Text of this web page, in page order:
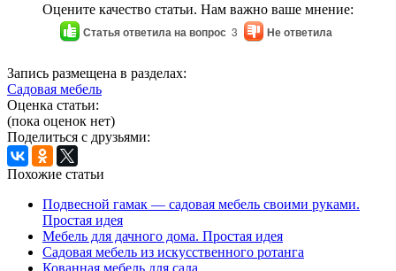
Оцените качество статьи. Нам важно ваше мнение:
Статья ответила на вопрос 3 Не ответила
Запись размещена в разделах:
Садовая мебель
Оценка статьи:
(пока оценок нет)
Поделиться с друзьями:
Похожие статьи
Подвесной гамак — садовая мебель своими руками.
Простая идея
Мебель для дачного дома. Простая идея
Садовая мебель из искусственного ротанга
Кованная мебель для сада.